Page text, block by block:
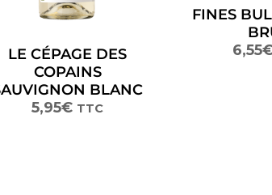
LE CÉPAGE DES
COPAINS
BLANC
5,95€ TTC
FINES
6,55